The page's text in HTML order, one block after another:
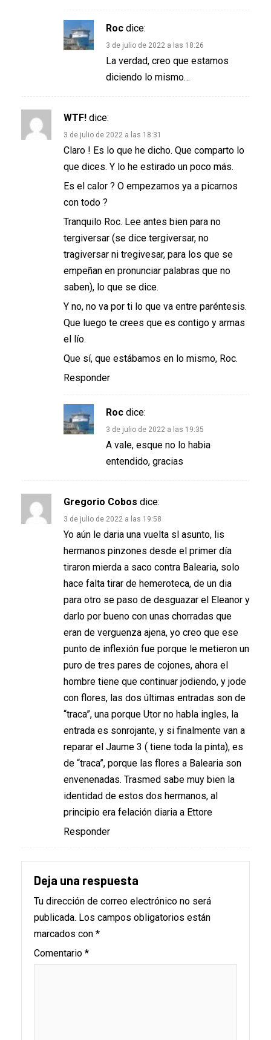
Roc dice:
3 de julio de 2022 a las 18:26
La verdad, creo que estamos
diciendo lo mismo…
WTF! dice:
3 de julio de 2022 a las 18:31
Claro ! Es lo que he dicho. Que comparto lo
que dices. Y lo he estirado un poco más.
Es el calor ? O empezamos ya a picarnos
con todo ?
Tranquilo Roc. Lee antes bien para no
tergiversar (se dice tergiversar, no
tragiversar ni tregivesar, para los que se
empeñan en pronunciar palabras que no
saben), lo que se dice.
Y no, no va por ti lo que va entre paréntesis.
Que luego te crees que es contigo y armas
el lío.
Que sí, que estábamos en lo mismo, Roc.
Responder
Roc dice:
3 de julio de 2022 a las 19:35
A vale, esque no lo habia
entendido, gracias
Gregorio Cobos dice:
3 de julio de 2022 a las 19:58
Yo aún le daria una vuelta sl asunto, lis
hermanos pinzones desde el primer día
tiraron mierda a saco contra Balearia, solo
hace falta tirar de hemeroteca, de un dia
para otro se paso de desguazar el Eleanor y
darlo por bueno con unas chorradas que
eran de verguenza ajena, yo creo que ese
punto de inflexión fue porque le metieron un
puro de tres pares de cojones, ahora el
hombre tiene que continuar jodiendo, y jode
con flores, las dos últimas entradas son de
“traca”, una porque Utor no habla ingles, la
entrada es sonrojante, y si finalmente van a
reparar el Jaume 3 ( tiene toda la pinta), es
de “traca”, porque las flores a Balearia son
envenenadas. Trasmed sabe muy bien la
identidad de estos dos hermanos, al
principio era felación diaria a Ettore
Responder
Deja una respuesta
Tu dirección de correo electrónico no será
publicada. Los campos obligatorios están
marcados con *
Comentario *